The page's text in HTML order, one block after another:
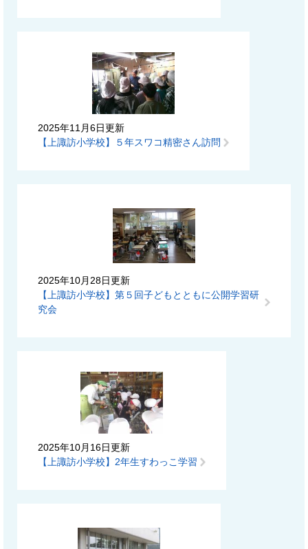
2025年11月6日更新
【上諏訪小学校】５年スワコ精密さん訪問
2025年10月28日更新
【上諏訪小学校】第５回子どもとともに公開学習研
究会
2025年10月16日更新
【上諏訪小学校】2年生すわっこ学習